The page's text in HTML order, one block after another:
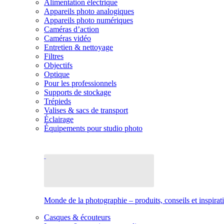
Alimentation électrique
Appareils photo analogiques
Appareils photo numériques
Caméras d’action
Caméras vidéo
Entretien & nettoyage
Filtres
Objectifs
Optique
Pour les professionnels
Supports de stockage
Trépieds
Valises & sacs de transport
Éclairage
Équipements pour studio photo
Monde de la photographie – produits, conseils et
Casques & écouteurs